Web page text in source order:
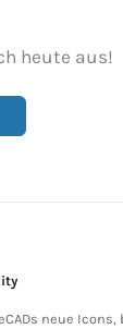
heute aus!
neue